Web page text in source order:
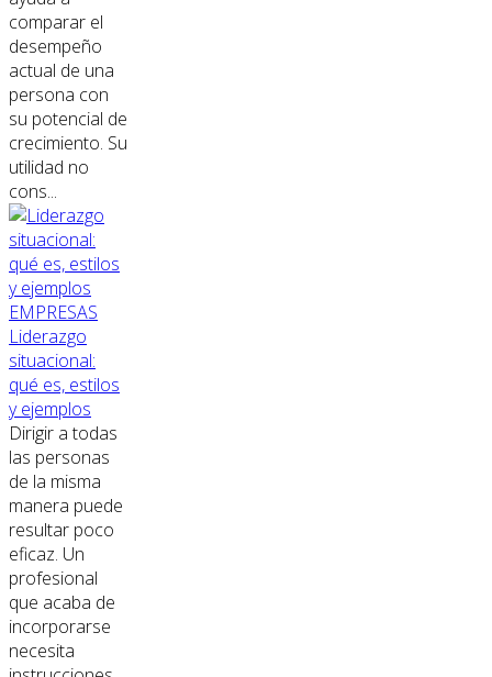
comparar el
desempeño
actual de una
persona con
su potencial de
crecimiento. Su
utilidad no
cons...
EMPRESAS
Liderazgo
situacional:
qué es, estilos
y ejemplos
Dirigir a todas
las personas
de la misma
manera puede
resultar poco
eficaz. Un
profesional
que acaba de
incorporarse
necesita